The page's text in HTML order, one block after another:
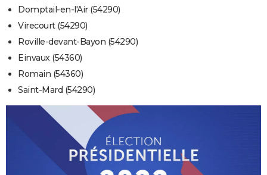
Domptail-en-l'Air (54290)
Virecourt (54290)
Roville-devant-Bayon (54290)
Einvaux (54360)
Romain (54360)
Saint-Mard (54290)